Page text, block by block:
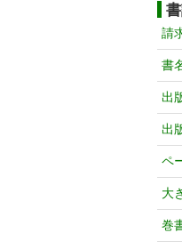
請
書
出
出
ペ
大
巻